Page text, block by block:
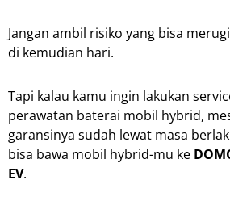
Jangan ambil risiko yang bisa
di kemudian hari.
Tapi kalau kamu ingin lakukan
perawatan baterai mobil hybrid,
garansinya sudah lewat masa
bisa bawa mobil hybrid-mu ke
EV.